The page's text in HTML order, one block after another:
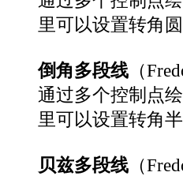
里可以设置转角
倒角多段线 （
通过多个控制点
里可以设置转角
贝兹多段线 （